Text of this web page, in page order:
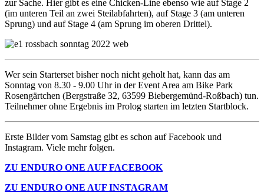
zur Sache. Hier gibt es eine Chicken-Line ebenso wie auf Stage 2
(im unteren Teil an zwei Steilabfahrten), auf Stage 3 (am unteren
Sprung) und auf Stage 4 (am Sprung im oberen Drittel).
Wer sein Starterset bisher noch nicht geholt hat, kann das am
Sonntag von 8.30 - 9.00 Uhr in der Event Area am Bike Park
Rosengärtchen (Bergstraße 32, 63599 Biebergemünd-Roßbach) tun.
Teilnehmer ohne Ergebnis im Prolog starten im letzten Startblock.
Erste Bilder vom Samstag gibt es schon auf Facebook und
Instagram. Viele mehr folgen.
ZU ENDURO ONE AUF FACEBOOK
ZU ENDURO ONE AUF INSTAGRAM